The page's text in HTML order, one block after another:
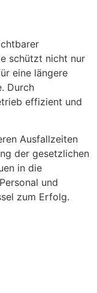
schützt nicht nur
eine längere
Durch
effizient und
Ausfallzeiten
der gesetzlichen
in die
und
zum Erfolg.